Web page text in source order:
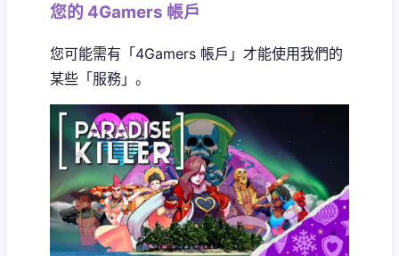
您的 4Gamers 帳戶
您可能需有「4Gamers 帳戶」才能使用我們的
某些「服務」。